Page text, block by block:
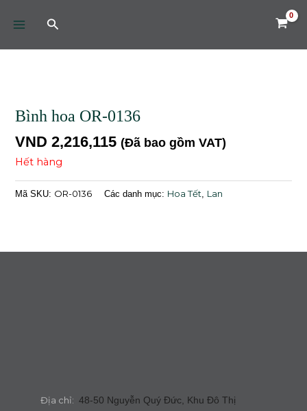
Tìm
Bình hoa OR-0136
VND 2,216,115 (Đã bao gồm VAT)
Hết hàng
Mã SKU: OR-0136 Các danh mục: Hoa Tết, Lan
Địa chỉ: 48-50 Nguyễn Quý Đức, Khu Đô Thị